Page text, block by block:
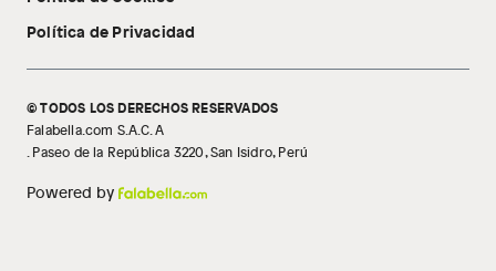
Política de Privacidad
© TODOS LOS DERECHOS RESERVADOS
Falabella.com S.A.C. A
. Paseo de la República 3220, San Isidro, Perú
Powered by